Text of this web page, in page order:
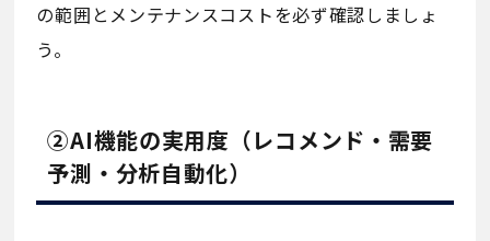
の範囲とメンテナンスコストを必ず確認しましょ
う。
②AI機能の実用度（レコメンド・需要
予測・分析自動化）